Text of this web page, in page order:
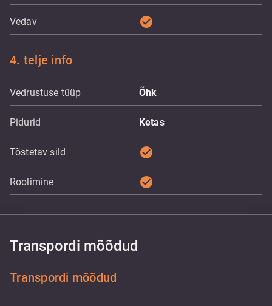
Vedav check_circle
4. telje info
Vedrustuse tüüp Õhk
Pidurid Ketas
Tõstetav sild check_circle
Roolimine check_circle
Transpordi mõõdud
Transpordi mõõdud